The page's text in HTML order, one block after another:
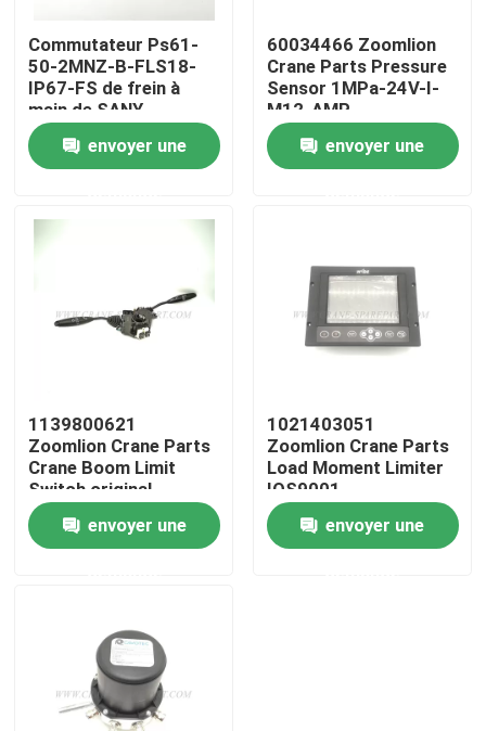
Aperçu
Produits
Visite d'usine
Contact
nouvelles
Pièces de rechange de grue
Crane Electrical Parts
Commutateur Ps61-
50-2MNZ-B-FLS18-
IP67-FS de frein à
main de SANY
60044285
envoyer une
60034466 Zoomlion
Crane Parts Pressure
Sensor 1MPa-24V-I-
M12-AMP
envoyer une
1139800621
Zoomlion Crane Parts
Crane Boom Limit
Switch original
envoyer une
1021403051
Zoomlion Crane Parts
Load Moment Limiter
IOS9001
envoyer une